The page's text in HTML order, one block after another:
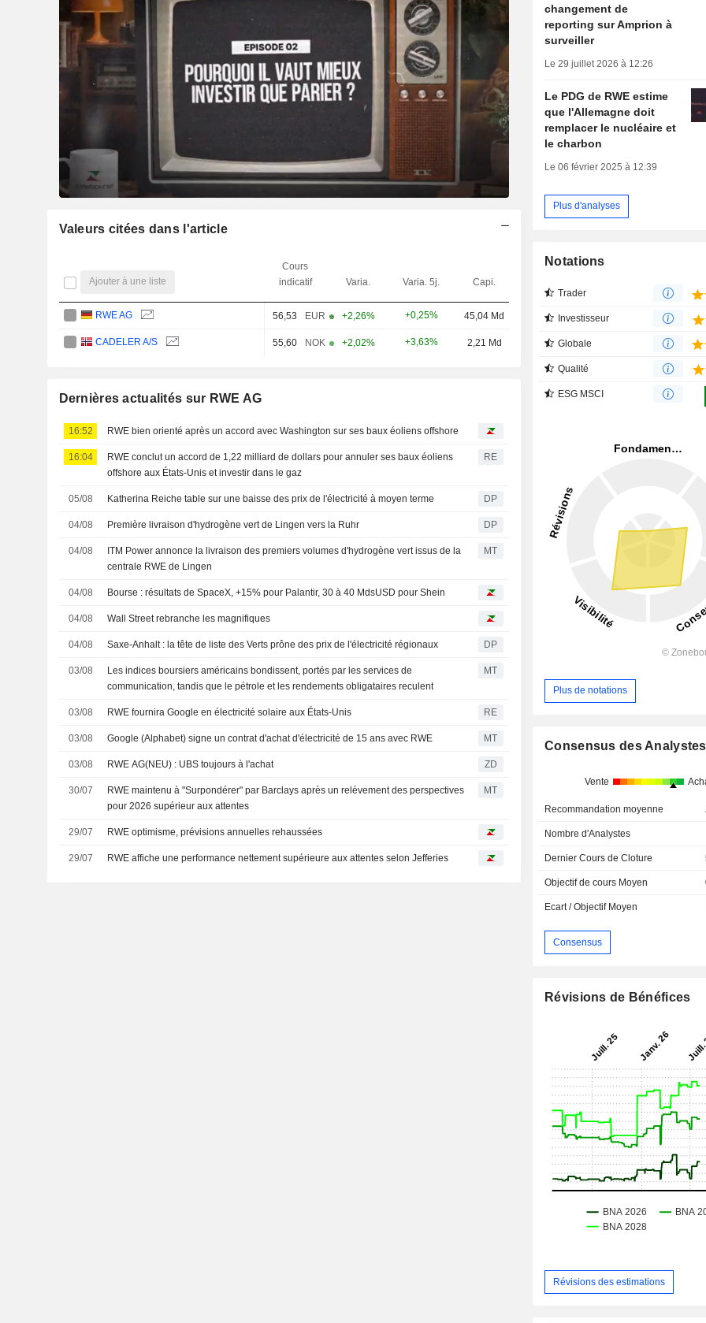
Valeurs citées dans l'article
Ajouter à une liste
Cours
indicatif
Varia. Varia. 5j. Capi.
RWE AG 56,53 EUR +2,26% +0,25% 45,04 Md
CADELER A/S 55,60 NOK +2,02% +3,63% 2,21 Md
Dernières actualités sur RWE AG
16:52 RWE bien orienté après un accord avec Washington sur ses baux éoliens offshore
16:04
RWE conclut un accord de 1,22 milliard de dollars pour annuler ses baux éoliens
offshore aux États-Unis et investir dans le gaz
RE
05/08 Katherina Reiche table sur une baisse des prix de l'électricité à moyen terme DP
04/08 Première livraison d'hydrogène vert de Lingen vers la Ruhr DP
04/08
ITM Power annonce la livraison des premiers volumes d'hydrogène vert issus de la
centrale RWE de Lingen
MT
04/08 Bourse : résultats de SpaceX, +15% pour Palantir, 30 à 40 MdsUSD pour Shein
04/08 Wall Street rebranche les magnifiques
04/08 Saxe-Anhalt : la tête de liste des Verts prône des prix de l'électricité régionaux DP
03/08
Les indices boursiers américains bondissent, portés par les services de
communication, tandis que le pétrole et les rendements obligataires reculent
MT
03/08 RWE fournira Google en électricité solaire aux États-Unis RE
03/08 Google (Alphabet) signe un contrat d'achat d'électricité de 15 ans avec RWE MT
03/08 RWE AG(NEU) : UBS toujours à l'achat ZD
30/07
RWE maintenu à "Surpondérer" par Barclays après un relèvement des perspectives
pour 2026 supérieur aux attentes
MT
29/07 RWE optimisme, prévisions annuelles rehaussées
29/07 RWE affiche une performance nettement supérieure aux attentes selon Jefferies
changement de
reporting sur Amprion à
surveiller
Le 29 juillet 2026 à 12:26
Le PDG de RWE estime
que l'Allemagne doit
remplacer le nucléaire et
le charbon
Le 06 février 2025 à 12:39
Plus d'analyses
Notations
Trader
Investisseur
Globale
Qualité
ESG MSCI
Plus de notations
Consensus des Analystes
Vente
Recommandation moyenne
Nombre d'Analystes
Dernier Cours de Cloture
Objectif de cours Moyen
Ecart / Objectif Moyen
Consensus
Révisions de Bénéfices
Révisions des estimations